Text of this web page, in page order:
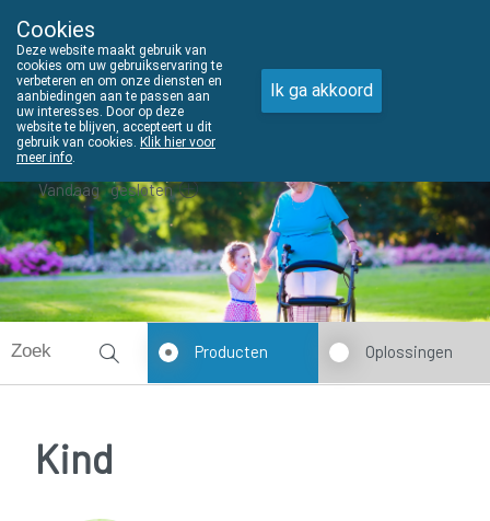
011610303
Vandaag gesloten
Producten Oplossingen
Kind
Cookies
Deze website maakt gebruik van
cookies om uw gebruikservaring te
verbeteren en om onze diensten en
aanbiedingen aan te passen aan
uw interesses. Door op deze
website te blijven, accepteert u dit
gebruik van cookies. Klik hier voor
meer info.
Ik ga akkoord